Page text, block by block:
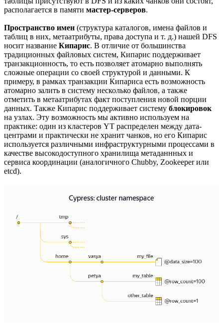
располагается в памяти мастер-серверов.
Пространство имен (структура каталогов, имена файлов и
таблиц в них, метаатрибуты, права доступа и т. д.) нашей DFS
носит название Кипарис. В отличие от большинства
традиционных файловых систем, Кипарис поддерживает
транзакционность, то есть позволяет атомарно выполнять
сложные операции со своей структурой и данными. К
примеру, в рамках транзакции Кипариса есть возможность
атомарно залить в систему несколько файлов, а также
отметить в метаатрибутах факт поступления новой порции
данных. Также Кипарис поддерживает систему блокировок
на узлах. Эту возможность мы активно используем на
практике: один из кластеров YT распределен между дата-
центрами и практически не хранит чанков, но его Кипарис
используется различными инфраструктурными процессами в
качестве высокодоступного хранилища метаданнных и
сервиса координации (аналогичного Chubby, Zookeeper или
etcd).